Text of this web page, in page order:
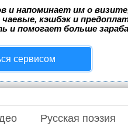
и напоминает им о
чаевые, кэшбэк и
и помогает больше
сервисом
Русская поэзия